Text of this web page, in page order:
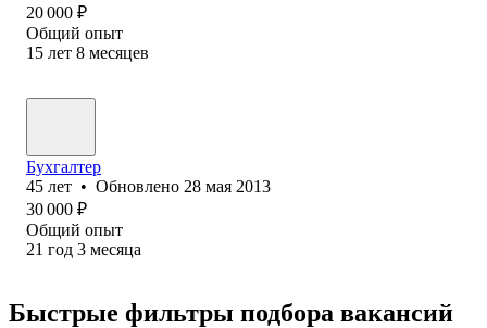
20 000 ₽
Общий опыт
15 лет 8 месяцев
Бухгалтер
45 лет • Обновлено 28 мая 2013
30 000 ₽
Общий опыт
21 год 3 месяца
Быстрые фильтры подбора вакансий